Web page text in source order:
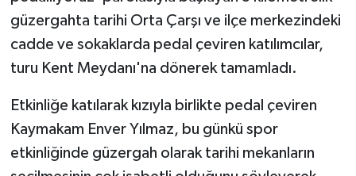
güzergahta tarihi Orta Çarşı ve ilçe merkezindeki
cadde ve sokaklarda pedal çeviren katılımcılar,
turu Kent Meydanı'na dönerek tamamladı.
Etkinliğe katılarak kızıyla birlikte pedal çeviren
Kaymakam Enver Yılmaz, bu günkü spor
etkinliğinde güzergah olarak tarihi mekanların